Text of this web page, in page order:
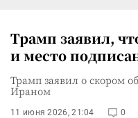
Трамп заявил,
и место
Трамп заявил о скором
Ираном
11 июня 2026, 21:04 0